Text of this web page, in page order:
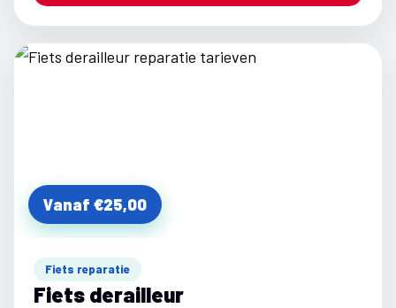
Vanaf €25,00
Fiets reparatie
Fiets derailleur